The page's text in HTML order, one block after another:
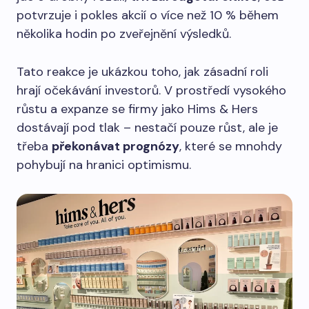
potvrzuje i pokles akcií o více než 10 % během
několika hodin po zveřejnění výsledků.
Tato reakce je ukázkou toho, jak zásadní roli
hrají očekávání investorů. V prostředí vysokého
růstu a expanze se firmy jako Hims & Hers
dostávají pod tlak – nestačí pouze růst, ale je
třeba překonávat prognózy, které se mnohdy
pohybují na hranici optimismu.